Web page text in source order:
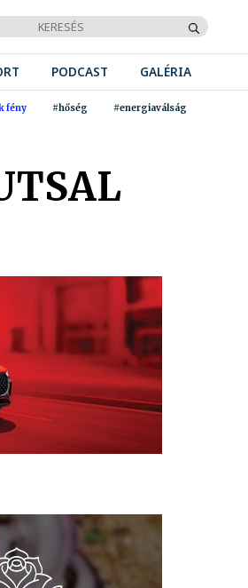
PODCAST GALÉRIA
fény #hőség #energiaválság